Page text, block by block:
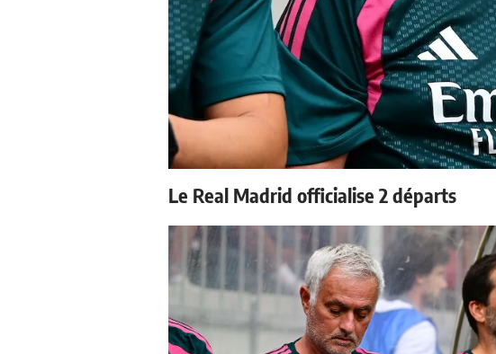
Le Real Madrid officialise 2 départs